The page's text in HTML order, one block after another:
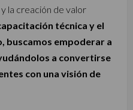
la creación de valor
técnica y el
buscamos empoderar a
a convertirse
con una visión de